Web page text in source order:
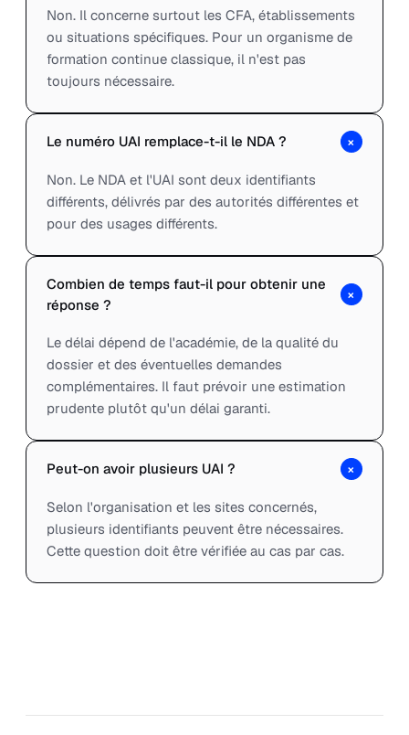
Non. Il concerne surtout les CFA, établissements
ou situations spécifiques. Pour un organisme de
formation continue classique, il n'est pas
toujours nécessaire.
Le numéro UAI remplace-t-il le NDA ? +
Non. Le NDA et l'UAI sont deux identifiants
différents, délivrés par des autorités différentes et
pour des usages différents.
Combien de temps faut-il pour obtenir une
réponse ?
+
Le délai dépend de l'académie, de la qualité du
dossier et des éventuelles demandes
complémentaires. Il faut prévoir une estimation
prudente plutôt qu'un délai garanti.
Peut-on avoir plusieurs UAI ? +
Selon l'organisation et les sites concernés,
plusieurs identifiants peuvent être nécessaires.
Cette question doit être vérifiée au cas par cas.